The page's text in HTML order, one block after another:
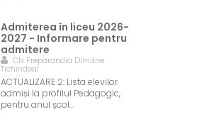
Admiterea în liceu 2026-
2027 - Informare pentru
admitere
CN Preparandia Dimitrie
Tichindeal
ACTUALIZARE 2: Lista elevilor
admiși la profilul Pedagogic,
pentru anul școl…